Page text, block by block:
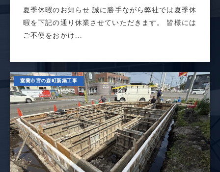
夏季休暇のお知らせ 誠に勝手ながら弊社では夏季休
暇を下記の通り休業させていただきます。 皆様には
ご不便をおかけ...
室蘭市宮の森町新築工事